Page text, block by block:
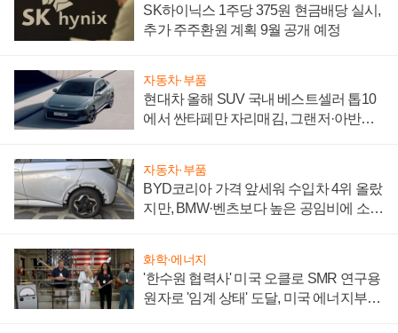
SK하이닉스 1주당 375원 현금배당 실시,
추가 주주환원 계획 9월 공개 예정
자동차·부품
현대차 올해 SUV 국내 베스트셀러 톱10
에서 싼타페만 자리매김, 그랜저·아반떼
자동차·부품
BYD코리아 가격 앞세워 수입차 4위 올랐
지만, BMW·벤츠보다 높은 공임비에 소비
화학·에너지
'한수원 협력사' 미국 오클로 SMR 연구용
원자로 '임계 상태' 도달, 미국 에너지부